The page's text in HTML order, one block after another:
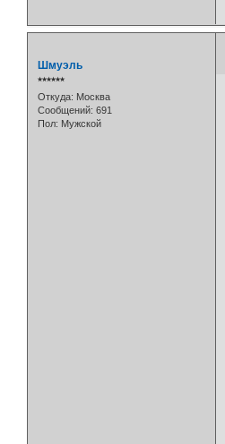
Шмуэль
⭒⭒⭒⭒⭒⭒
Откуда: Москва
Сообщений: 691
Пол: Мужской